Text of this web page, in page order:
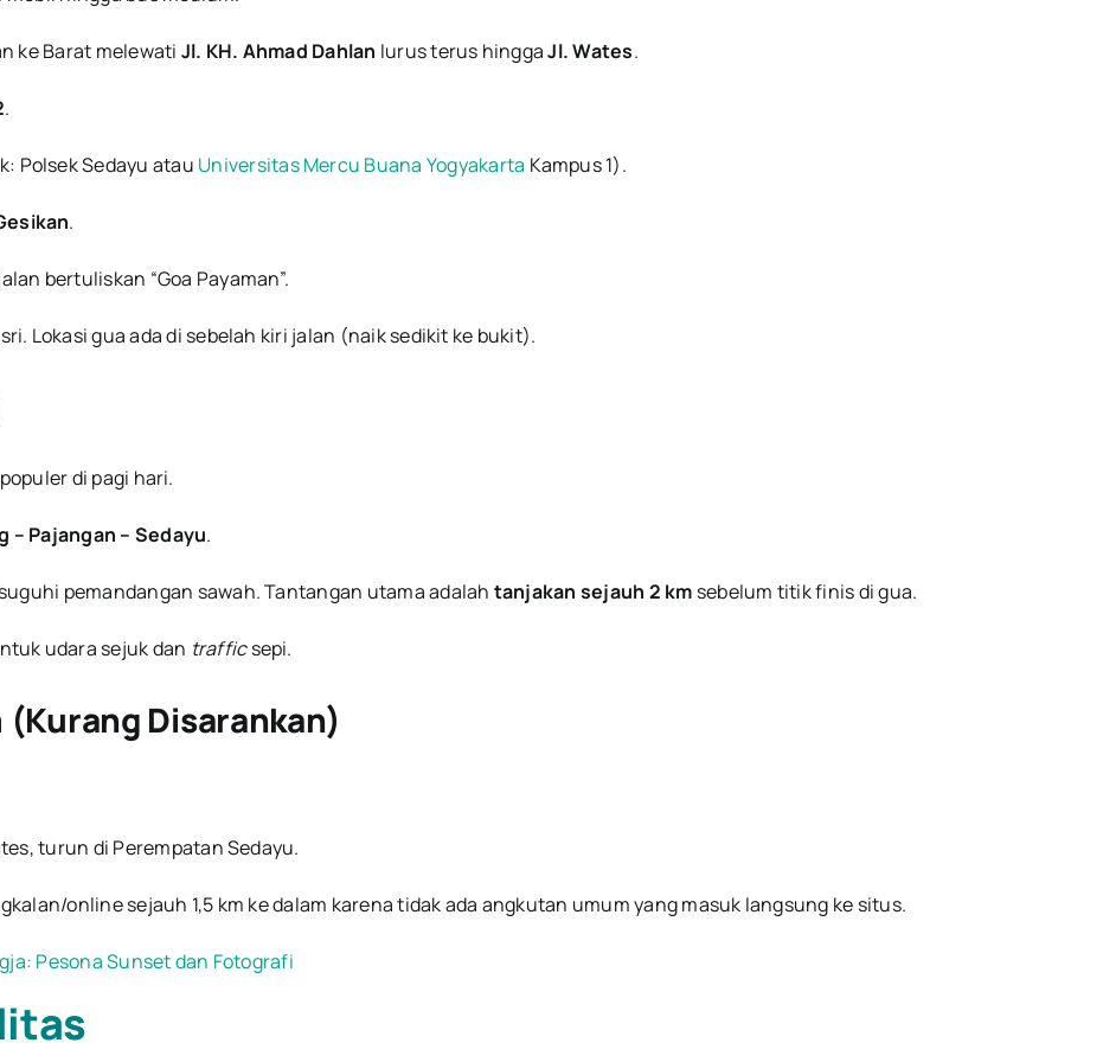
ke Barat melewati Jl. KH. Ahmad Dahlan lurus terus hinggaJl. Wates.
.
Polsek Sedayu atau Universitas Mercu Buana Yogyakarta Kampus 1).
.
bertuliskan “Goa Payaman”.
Lokasi gua ada di sebelah kiri jalan (naik sedikit ke bukit).
di pagi hari.
– Pajangan – Sedayu.
pemandangan sawah. Tantangan utama adalah tanjakan sejauh 2 km sebelum titik finis di gua.
udara sejuk dan trafficsepi.
Disarankan)
turun di Perempatan Sedayu.
online sejauh 1,5 km ke dalam karena tidak ada angkutan umum yang masuk langsung ke situs.
Pesona Sunset dan Fotografi